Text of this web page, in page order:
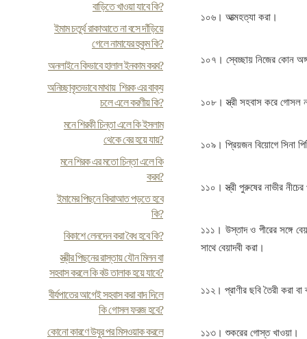
বাড়িতে খাওয়া যাবে কি?
ইমাম চতুর্থ রাকাআতে না বসে দাঁড়িয়ে
গেলে নামাযের হুকুম কি?
অনলাইনে কিভাবে হালাল ইনকাম করব?
অনিচ্ছাকৃতভাবে মাথায় শিরক এর বাক্য
চলে এলে করণীয় কি?
মনে শিরকী চিন্তা এলে কি ইসলাম
থেকে বের হয়ে যায়?
মনে শিরক এর মতো চিন্তা এলে কি
করব?
ইমামের পিছনে কিরাআত পড়তে হবে
কি?
বিকাশে লেনদেন করা বৈধ হবে কি?
স্ত্রীর পিছনের রাস্তায় যৌন মিলন বা
সহবাস করলে কি বউ তালাক হয়ে যাবে?
বীর্যপাতের আগেই সহবাস করা বাদ দিলে
কি গোসল ফরজ হবে?
কোনো কারণে উযুর পর মিসওয়াক করলে
১০৬। আত্মহত্যা করা।
১০৭। স্বেচ্ছায় নিজের কোন
১০৮। স্ত্রী সহবাস করে গোসল
১০৯। প্রিয়জন বিয়োগে সিনা
১১০। স্ত্রী পুরুষের নাভীর
১১১। উস্তাদ ও পীরের সঙ্গে
সাথে বেয়াদবী করা।
১১২। প্রাণীর ছবি তৈরী করা
১১৩। শুকরের গোস্ত খাওয়া।